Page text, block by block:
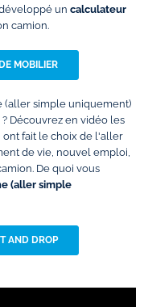
un calculateur
camion.
MOBILIER
(aller simple uniquement)
Découvrez en vidéo les
ont fait le choix de l'aller
de vie, nouvel emploi,
De quoi vous
(aller simple
AND DROP